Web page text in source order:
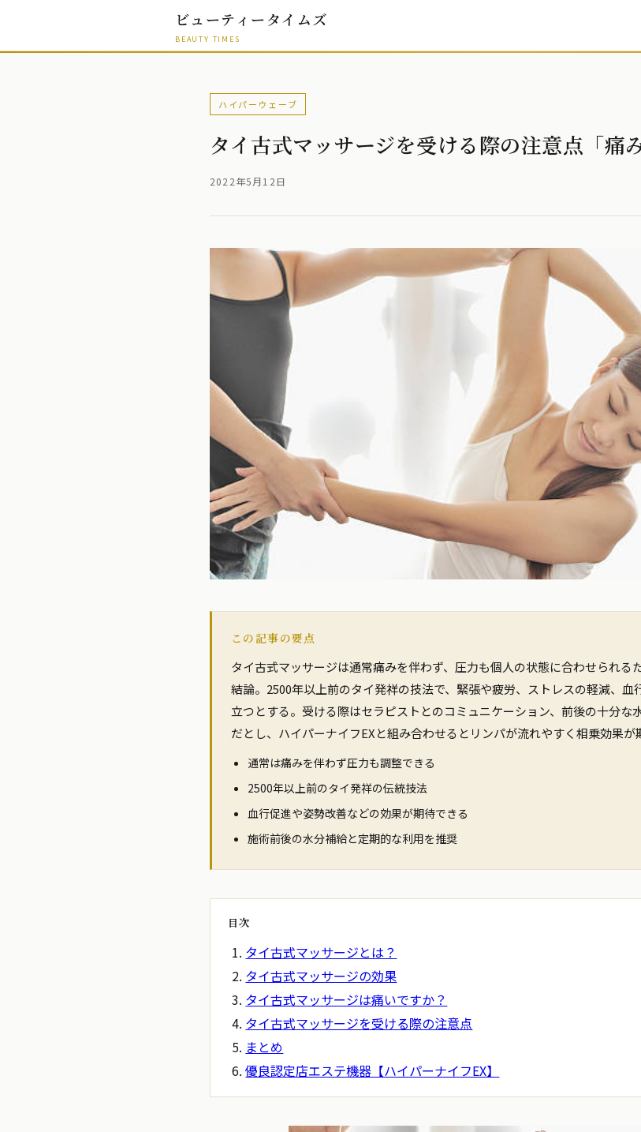
ビューティータイムズ
BEAUTY TIMES
ハイパーウェーブ
タイ古式マッサージを受ける際の注意点「痛
2022年5月12日
この記事の要点
タイ古式マッサージは通常痛みを伴わず、圧力も個人の状態に合わせられる
結論。2500年以上前のタイ発祥の技法で、緊張や疲労、ストレスの軽減、
立つとする。受ける際はセラピストとのコミュニケーション、前後の十分な
だとし、ハイパーナイフEXと組み合わせるとリンパが流れやすく相乗効果が
通常は痛みを伴わず圧力も調整できる
2500年以上前のタイ発祥の伝統技法
血行促進や姿勢改善などの効果が期待できる
施術前後の水分補給と定期的な利用を推奨
目次
タイ古式マッサージとは？
タイ古式マッサージの効果
タイ古式マッサージは痛いですか？
タイ古式マッサージを受ける際の注意点
まとめ
優良認定店エステ機器【ハイパーナイフEX】